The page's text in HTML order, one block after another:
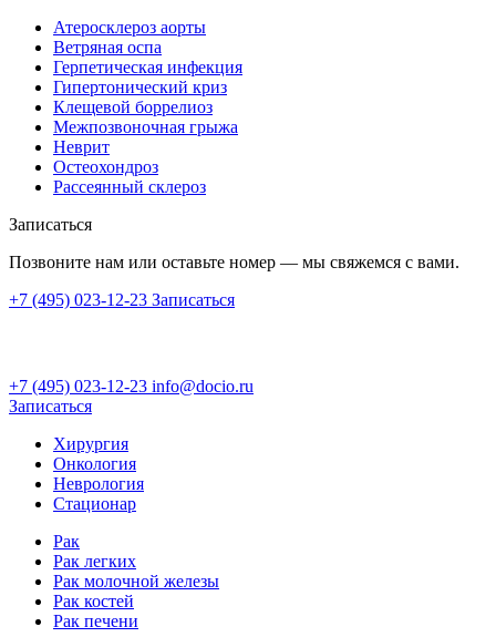
Атеросклероз аорты
Ветряная оспа
Герпетическая инфекция
Гипертонический криз
Клещевой боррелиоз
Межпозвоночная грыжа
Неврит
Остеохондроз
Рассеянный склероз
Записаться
Позвоните нам или оставьте номер — мы свяжемся с вами.
+7 (495) 023-12-23 Записаться
+7 (495) 023-12-23 info@docio.ru
Записаться
Хирургия
Онкология
Неврология
Стационар
Рак
Рак легких
Рак молочной железы
Рак костей
Рак печени